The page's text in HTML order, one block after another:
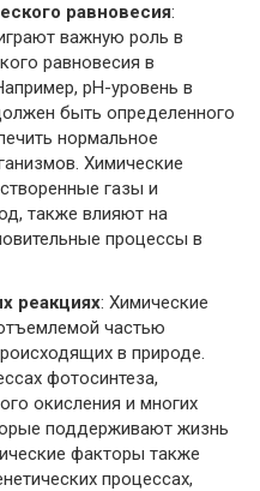
равновесия:
важную роль в
равновесия в
pH-уровень в
быть определенного
нормальное
Химические
газы и
также влияют на
процессы в
реакциях: Химические
частью
в природе.
фотосинтеза,
окисления и многих
поддерживают жизнь
факторы также
процессах,